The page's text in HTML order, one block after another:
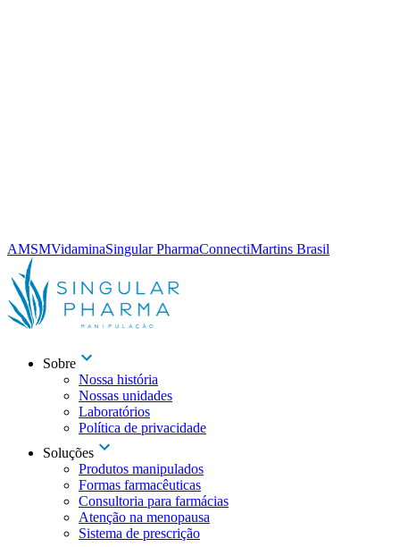
AMSMVidaminaSingular PharmaConnectiMartins Brasil
Sobre
Nossa história
Nossas unidades
Laboratórios
Política de privacidade
Soluções
Produtos manipulados
Formas farmacêuticas
Consultoria para farmácias
Atenção na menopausa
Sistema de prescrição